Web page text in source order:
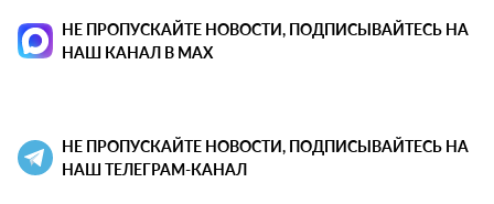
НЕ ПРОПУСКАЙТЕ НОВОСТИ, ПОДПИСЫВАЙТЕСЬ НА
НАШ КАНАЛ В MAX
НЕ ПРОПУСКАЙТЕ НОВОСТИ, ПОДПИСЫВАЙТЕСЬ НА
НАШ ТЕЛЕГРАМ-КАНАЛ